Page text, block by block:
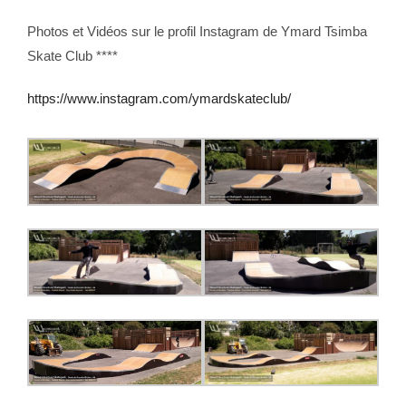
Photos et Vidéos sur le profil Instagram de Ymard Tsimba
Skate Club ****
https://www.instagram.com/ymardskateclub/